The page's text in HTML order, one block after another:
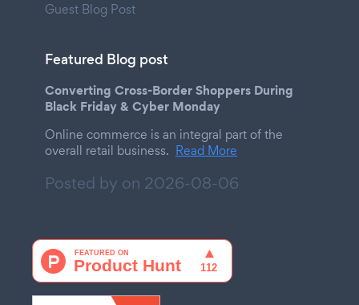
Guest Blog Post
Featured Blog post
Converting Cross-Border Shoppers During
Black Friday & Cyber Monday
Online commerce is an integral part of the
overall retail business. Read More
Posted by on 2026-08-06